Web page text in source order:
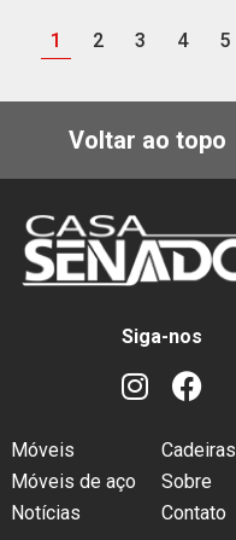
1 2 3 4 5
Voltar ao topo
Siga-nos
Móveis
Cadeiras
Móveis de aço
Sobre
Notícias
Contato